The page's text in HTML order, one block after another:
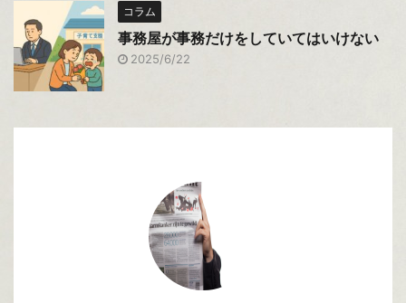
コラム
事務屋が事務だけをしていてはいけない
2025/6/22